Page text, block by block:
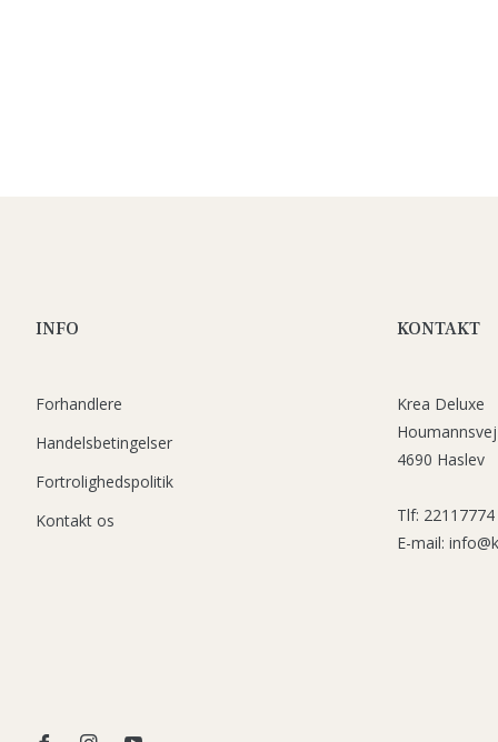
INFO
Forhandlere
Handelsbetingelser
Fortrolighedspolitik
Kontakt os
KONTAKT
Krea Deluxe
4690 Haslev
Tlf:
E-mail: